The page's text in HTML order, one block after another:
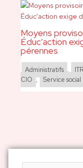
Moyens
Éduc’action
pérennes
Administratifs ,
CIO , Service social